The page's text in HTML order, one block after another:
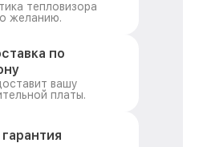
тепловизора
желанию.
по
вашу
платы.